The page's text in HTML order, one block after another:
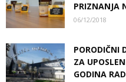
PRIZNANJA
06/12/2018
PORODIČNI
ZA
GODINA